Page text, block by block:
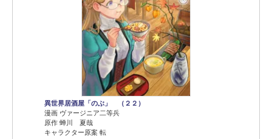
異世界居酒屋「のぶ」 （２２）
漫画 ヴァージニア二等兵
原作 蝉川 夏哉
キャラクター原案 転